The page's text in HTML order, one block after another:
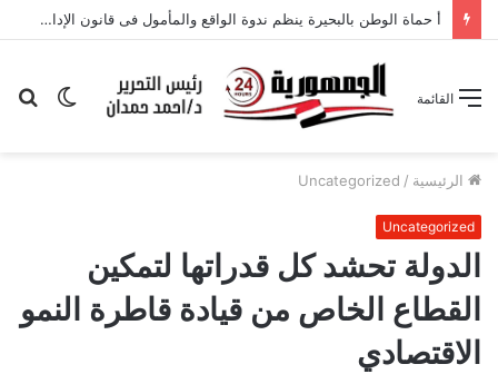
الوضع
القائمة
الرئيسية /
Uncategorized
Uncategorized
الدولة تحشد كل قدراتها لتمكين
القطاع الخاص من قيادة قاطرة النمو
الاقتصادي